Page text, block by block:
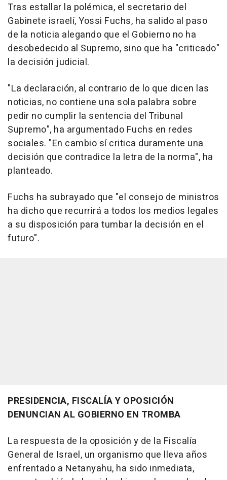
Tras estallar la polémica, el secretario del
Gabinete israelí, Yossi Fuchs, ha salido al paso
de la noticia alegando que el Gobierno no ha
desobedecido al Supremo, sino que ha "criticado"
la decisión judicial.
"La declaración, al contrario de lo que dicen las
noticias, no contiene una sola palabra sobre
pedir no cumplir la sentencia del Tribunal
Supremo", ha argumentado Fuchs en redes
sociales. "En cambio sí critica duramente una
decisión que contradice la letra de la norma", ha
planteado.
Fuchs ha subrayado que "el consejo de ministros
ha dicho que recurrirá a todos los medios legales
a su disposición para tumbar la decisión en el
futuro".
PRESIDENCIA, FISCALÍA Y OPOSICIÓN
DENUNCIAN AL GOBIERNO EN TROMBA
La respuesta de la oposición y de la Fiscalía
General de Israel, un organismo que lleva años
enfrentado a Netanyahu, ha sido inmediata,